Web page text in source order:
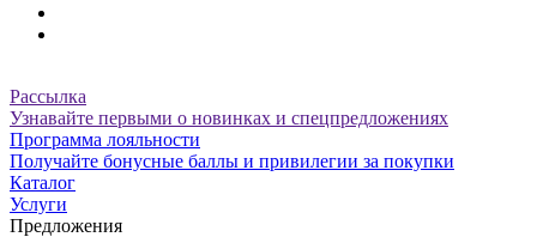
Рассылка
Узнавайте первыми о новинках и спецпредложениях
Программа лояльности
Получайте бонусные баллы и привилегии за покупки
Каталог
Услуги
Предложения